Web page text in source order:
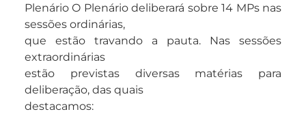
Plenário O Plenário deliberará sobre 14 MPs nas
sessões ordinárias,
que estão travando a pauta. Nas sessões
extraordinárias
estão previstas diversas matérias para
deliberação, das quais
destacamos: